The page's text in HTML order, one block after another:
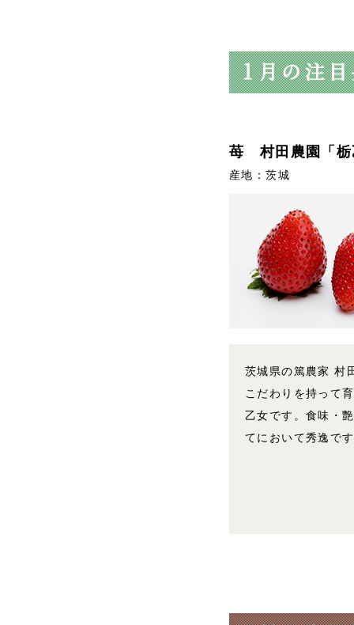
苺 村田農園「栃
産地：茨城
茨城県の篤農家 村
こだわりを持って
乙女です。食味・
てにおいて秀逸で